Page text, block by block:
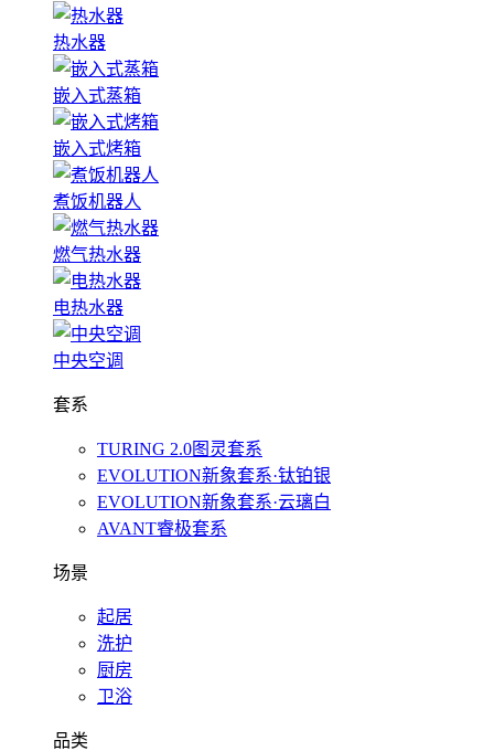
热水器
嵌入式蒸箱
嵌入式烤箱
煮饭机器人
燃气热水器
电热水器
中央空调
套系
TURING 2.0图灵套系
EVOLUTION新象套系·钛铂银
EVOLUTION新象套系·云璃白
AVANT睿极套系
场景
起居
洗护
厨房
卫浴
品类